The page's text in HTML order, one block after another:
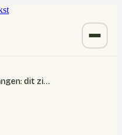
Baharat vervangen: dit zijn je beste alternatieven